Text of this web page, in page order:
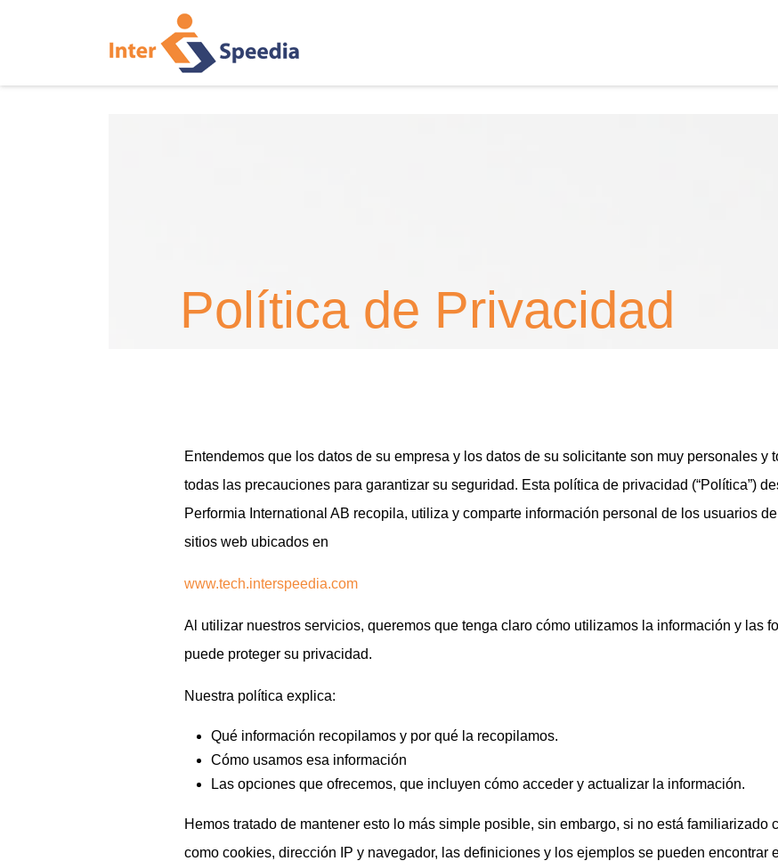
Política de Privacidad
Entendemos que los datos de su empresa y los datos de su solicitante son muy personales y
todas las precauciones para garantizar su seguridad. Esta política de privacidad (“Política”)
Performia International AB recopila, utiliza y comparte información personal de los usuarios
sitios web ubicados en
www.tech.interspeedia.com
Al utilizar nuestros servicios, queremos que tenga claro cómo utilizamos la información y las
puede proteger su privacidad.
Nuestra política explica:
Qué información recopilamos y por qué la recopilamos.
Cómo usamos esa información
Las opciones que ofrecemos, que incluyen cómo acceder y actualizar la información.
Hemos tratado de mantener esto lo más simple posible, sin embargo, si no está familiarizado
como cookies, dirección IP y navegador, las definiciones y los ejemplos se pueden encontrar